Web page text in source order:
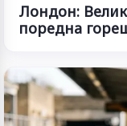
Лондон:
поредна